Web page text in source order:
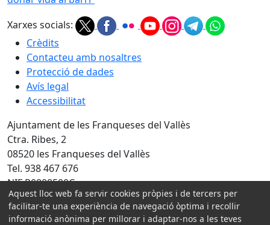
Xarxes socials:
Crèdits
Contacteu amb nosaltres
Protecció de dades
Avís legal
Accessibilitat
Ajuntament de les Franqueses del Vallès
Ctra. Ribes, 2
08520 les Franqueses del Vallès
Tel. 938 467 676
NIF P0808500C
Amb la col·laboració de:
Aquest lloc web fa servir cookies pròpies i de tercers per
facilitar-te una experiència de navegació òptima i recollir
informació anònima per millorar i adaptar-nos a les teves